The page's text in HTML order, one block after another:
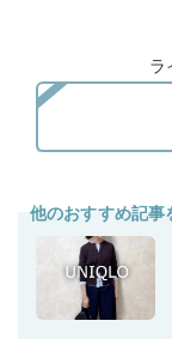
ラ
他のおすすめ記事